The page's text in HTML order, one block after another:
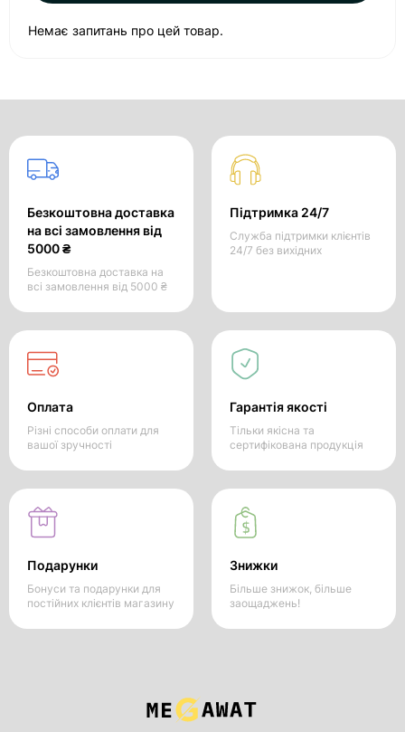
Немає запитань про цей товар.
Безкоштовна доставка
на всі замовлення від
5000 ₴
Безкоштовна доставка на
всі замовлення від 5000 ₴
Підтримка 24/7
Служба підтримки клієнтів
24/7 без вихідних
Оплата
Різні способи оплати для
вашої зручності
Гарантія якості
Тільки якісна та
сертифікована продукція
Подарунки
Бонуси та подарунки для
постійних клієнтів магазину
Знижки
Більше знижок, більше
заощаджень!